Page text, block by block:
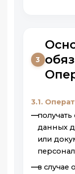
3
3.1.
данных
или
в случае